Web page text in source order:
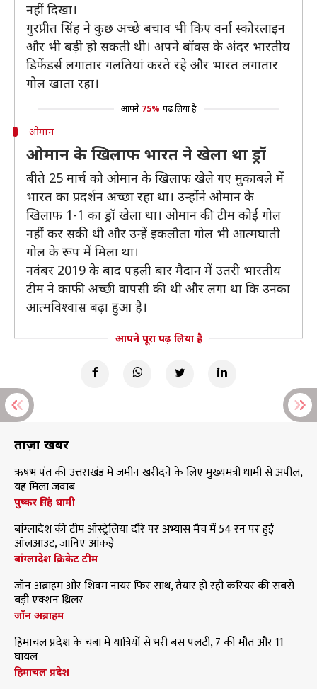
नहीं दिखा।
गुरप्रीत सिंह ने कुछ अच्छे बचाव भी किए वर्ना स्कोरलाइन
और भी बड़ी हो सकती थी। अपने बॉक्स के अंदर भारतीय
डिफेंडर्स लगातार गलतियां करते रहे और भारत लगातार
गोल खाता रहा।
आपने 75% पढ़ लिया है
ओमान
ओमान के खिलाफ भारत ने खेला था ड्रॉ
बीते 25 मार्च को ओमान के खिलाफ खेले गए मुकाबले में
भारत का प्रदर्शन अच्छा रहा था। उन्होंने ओमान के
खिलाफ 1-1 का ड्रॉ खेला था। ओमान की टीम कोई गोल
नहीं कर सकी थी और उन्हें इकलौता गोल भी आत्मघाती
गोल के रूप में मिला था।
नवंबर 2019 के बाद पहली बार मैदान में उतरी भारतीय
टीम ने काफी अच्छी वापसी की थी और लगा था कि उनका
आत्मविश्वास बढ़ा हुआ है।
आपने पूरा पढ़ लिया है
ताज़ा खबरें
ऋषभ पंत की उत्तराखंड में जमीन खरीदने के लिए मुख्यमंत्री धामी से अपील,
यह मिला जवाब
पुष्कर सिंह धामी
बांग्लादेश की टीम ऑस्ट्रेलिया दौरे पर अभ्यास मैच में 54 रन पर हुई
ऑलआउट, जानिए आंकड़े
बांग्लादेश क्रिकेट टीम
जॉन अब्राहम और शिवम नायर फिर साथ, तैयार हो रही करियर की सबसे
बड़ी एक्शन थ्रिलर
जॉन अब्राहम
हिमाचल प्रदेश के चंबा में यात्रियों से भरी बस पलटी, 7 की मौत और 11
घायल
हिमाचल प्रदेश